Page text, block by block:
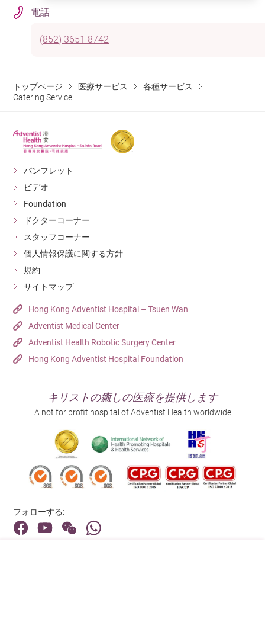
電話
(852) 3651 8742
トップページ 医療サービス
各種サービス
Catering Service
パンフレット
ビデオ
Foundation
ドクターコーナー
スタッフコーナー
個人情報保護に関する方針
規約
サイトマップ
Hong Kong Adventist Hospital – Tsuen Wan
Adventist Medical Center
Adventist Health Robotic Surgery Center
Hong Kong Adventist Hospital Foundation
キリストの癒しの医療を提供します
A not for profit hospital of Adventist Health worldwide
フォローする: